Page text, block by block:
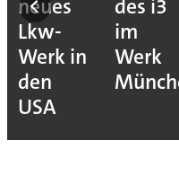
neues
Lkw-
Werk in
den
USA
des i3
im
Werk